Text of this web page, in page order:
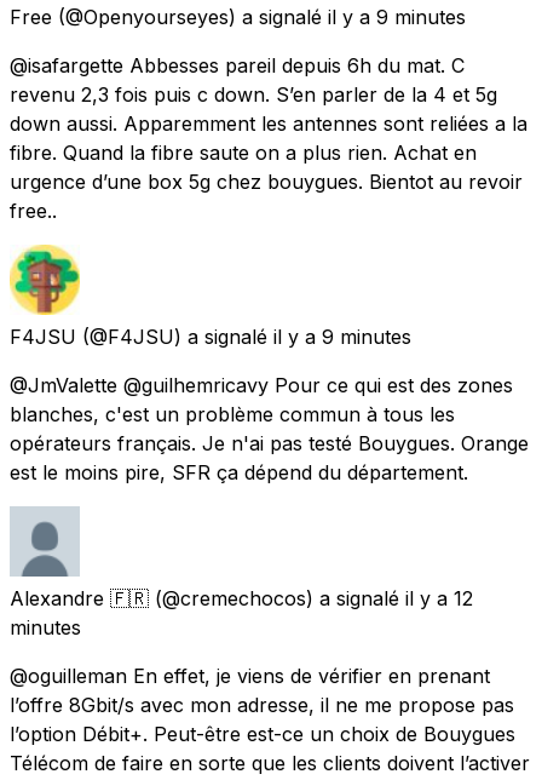
Free (@Openyourseyes) a signalé il y a 9 minutes
@isafargette Abbesses pareil depuis 6h du mat. C
revenu 2,3 fois puis c down. S’en parler de la 4 et 5g
down aussi. Apparemment les antennes sont reliées a la
fibre. Quand la fibre saute on a plus rien. Achat en
urgence d’une box 5g chez bouygues. Bientot au revoir
free..
F4JSU (@F4JSU) a signalé il y a 9 minutes
@JmValette @guilhemricavy Pour ce qui est des zones
blanches, c'est un problème commun à tous les
opérateurs français. Je n'ai pas testé Bouygues. Orange
est le moins pire, SFR ça dépend du département.
Alexandre 🇫🇷 (@cremechocos) a signalé il y a 12
minutes
@oguilleman En effet, je viens de vérifier en prenant
l’offre 8Gbit/s avec mon adresse, il ne me propose pas
l’option Débit+. Peut-être est-ce un choix de Bouygues
Télécom de faire en sorte que les clients doivent l’activer